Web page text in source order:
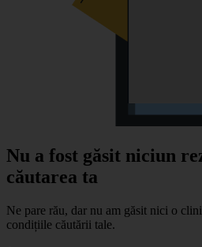
Nu a fost găsit niciun
căutarea ta
Ne pare rău, dar nu am găsit nici o
condițiile căutării tale.